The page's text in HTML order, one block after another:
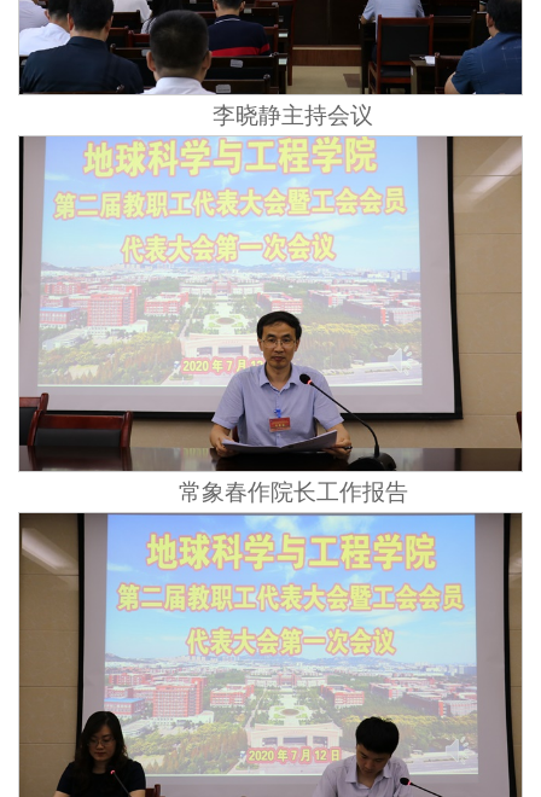
李晓静主持会议
常象春作院长工作报告